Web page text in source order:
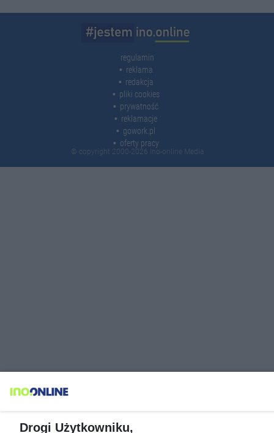
regulamin
reklama
redakcja
pliki cookies
prywatność
reklamacje
gowork.pl
oferty pracy
© copyright 2000-2026 Ino-online Media
Drogi Użytkowniku,